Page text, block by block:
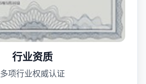
行业资质
多项行业权威认证